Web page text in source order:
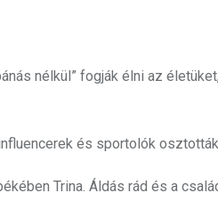
nélkül” fogják élni az
és sportolók
Trina. Áldás rád és a